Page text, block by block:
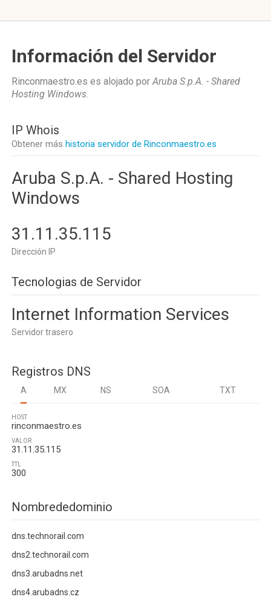
Información del Servidor
Rinconmaestro.es es alojado porAruba S.p.A. - Shared
Hosting Windows.
IP Whois
Obtener más historia servidor de Rinconmaestro.es
Aruba S.p.A. - Shared Hosting
Windows
31.11.35.115
Dirección IP
Tecnologias de Servidor
Internet Information Services
Servidor trasero
Registros DNS
A MX NS SOA TXT
HOST
rinconmaestro.es
VALOR
31.11.35.115
TTL
300
Nombrededominio
dns.technorail.com
dns2.technorail.com
dns3.arubadns.net
dns4.arubadns.cz